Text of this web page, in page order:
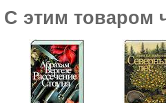
С этим товаром